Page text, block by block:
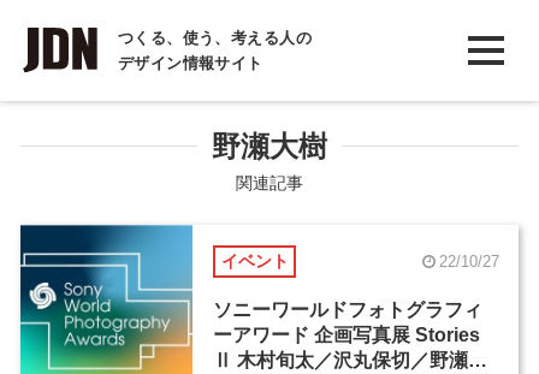
つくる、使う、考える人の
デザイン情報サイト
INTERVIEW
インタビュー
COLUMN
コラム
野瀬大樹
関連記事
イベント 22/10/27
ソニーワールドフォトグラフィ
ーアワード 企画写真展 Stories
Ⅱ 木村旬太／沢丸保切／野瀬大